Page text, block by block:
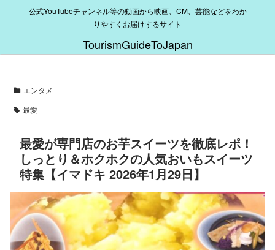
公式YouTubeチャンネル等の動画から映画、CM、芸能などをわか
りやすくお届けするサイト
TourismGuideToJapan
エンタメ
最愛
最愛が専門店のお芋スイーツを徹底レポ！
しっとり＆ホクホクの人気おいもスイーツ
特集【イマドキ 2026年1月29日】